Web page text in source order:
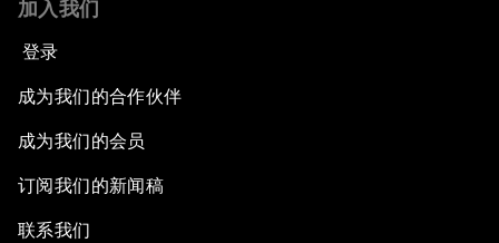
加入我们
登录
成为我们的合作伙伴
成为我们的会员
订阅我们的新闻稿
联系我们